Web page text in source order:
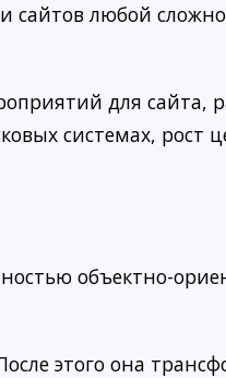
сайтов любой
для сайта,
системах, рост
объектно-
этого она